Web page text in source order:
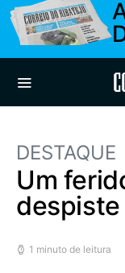
DESTAQUE
Um
1 minuto de leitura